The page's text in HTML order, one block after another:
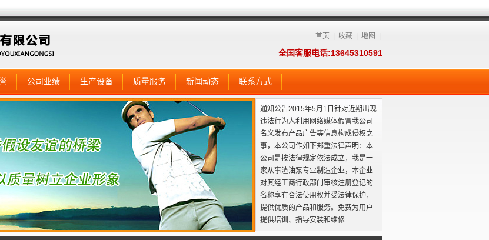
首页 收藏 地图
全国客服电话:13645310591
公司业绩 生产设备 质量服务 新闻动态 联系方式
通知公告2015年5月1日针对近期出现
违法行为人利用网络媒体假冒我公司
名义发布产品广告等信息构成侵权之
事，本公司作如下郑重法律声明：本
公司是按法律规定依法成立，我是一
家从事渣油泵专业制造企业，本企业
对其经工商行政部门审核注册登记的
名称享有合法使用权并受法律保护，
提供优质的产品和服务。免费为用户
提供培训、指导安装和维修.